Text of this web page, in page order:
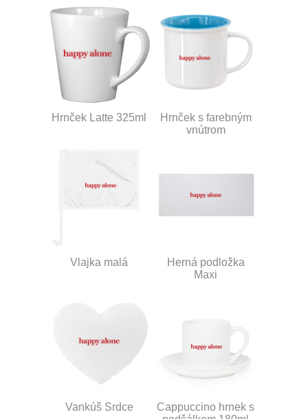
Hrnček Latte 325ml
Hrnček s farebným
vnútrom
Vlajka malá
Herná podložka
Maxi
Vankúš Srdce
Cappuccino hrnek s